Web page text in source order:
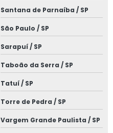
Santana de Parnaíba / SP
São Paulo / SP
Sarapuí / SP
Taboão da Serra / SP
Tatuí / SP
Torre de Pedra / SP
Vargem Grande Paulista / SP